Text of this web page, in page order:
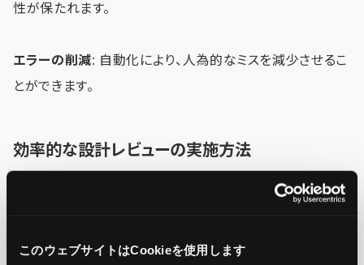
このウェブサイトはCookieを使用します
性が保たれます。
エラーの削減: 自動化により、人為的なミスを減少させるこ
とができます。
効率的な設計レビューの実施方法
設計レビューは、設計書の品質を確保するために重要で